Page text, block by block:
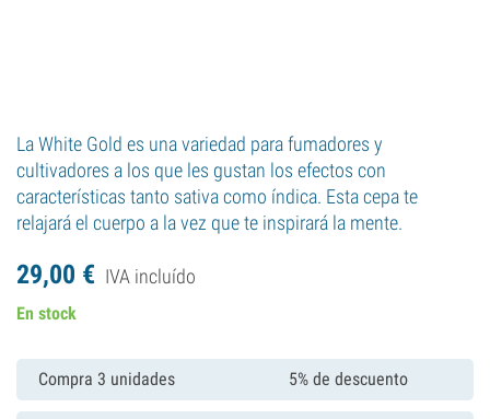
La White Gold es una variedad para fumadores y
cultivadores a los que les gustan los efectos con
características tanto sativa como índica. Esta cepa te
relajará el cuerpo a la vez que te inspirará la mente.
29,00 € IVA incluído
En stock
Compra 3 unidades 5% de descuento